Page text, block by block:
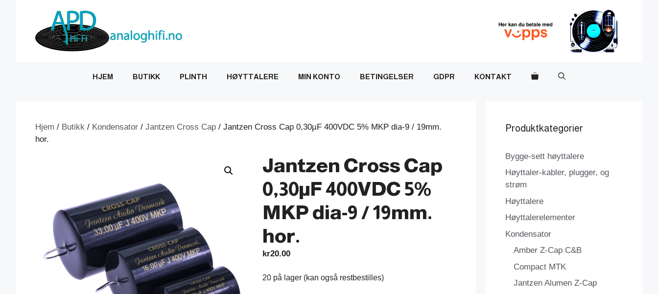
HJEM BUTIKK PLINTH HØYTTALERE MIN KONTO BETINGELSER GDPR KONTAKT
Hjem / Butikk / Kondensator / Jantzen Cross Cap / Jantzen Cross Cap 0,30µF 400VDC 5% MKP dia-9 / 19mm.
hor.
Jantzen Cross Cap
0,30µF 400VDC 5%
MKP dia-9 / 19mm.
hor.
kr20.00
20 på lager (kan også restbestilles)
Produktkategorier
Bygge-sett høyttalere
Høyttaler-kabler, plugger, og
strøm
Høyttalere
Høyttalerelementer
Kondensator
Amber Z-Cap C&B
Compact MTK
Jantzen Alumen Z-Cap